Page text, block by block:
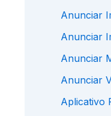
Anunciar
Anunciar
Anunciar
Anunciar
Aplicativo